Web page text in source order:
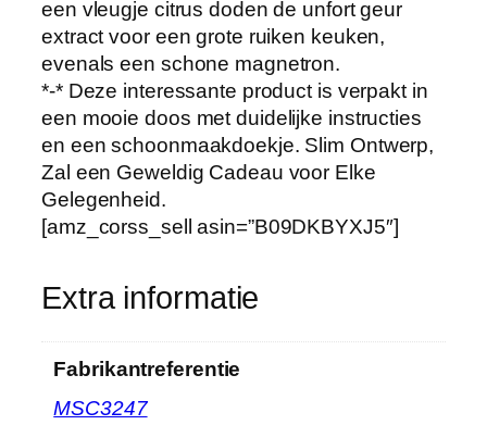
c
h
o
o
n
m
a
a
o
een vleugje citrus doden de unfort geur
extract voor een grote ruiken keuken,
evenals een schone magnetron.
*-* Deze interessante product is verpakt in
een mooie doos met duidelijke instructies
en een schoonmaakdoekje. Slim Ontwerp,
Zal een Geweldig Cadeau voor Elke
Gelegenheid.
[amz_corss_sell asin=”B09DKBYXJ5″]
Extra informatie
Fabrikantreferentie
MSC3247